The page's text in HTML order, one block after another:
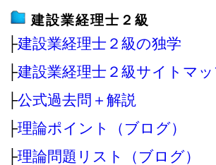
建設業経理士２級
├建設業経理士２級の独学
├建設業経理士２級サイトマ
├公式過去問＋解説
├理論ポイント（ブログ）
├理論問題リスト（ブログ）